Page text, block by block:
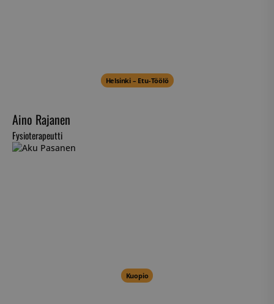
Helsinki – Etu-Töölö
Aino Rajanen
Fysioterapeutti
Kuopio